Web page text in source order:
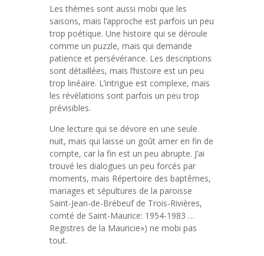
Les thèmes sont aussi mobi que les
saisons, mais l’approche est parfois un peu
trop poétique. Une histoire qui se déroule
comme un puzzle, mais qui demande
patience et persévérance. Les descriptions
sont détaillées, mais l’histoire est un peu
trop linéaire. L’intrigue est complexe, mais
les révélations sont parfois un peu trop
prévisibles.
Une lecture qui se dévore en une seule
nuit, mais qui laisse un goût amer en fin de
compte, car la fin est un peu abrupte. J’ai
trouvé les dialogues un peu forcés par
moments, mais Répertoire des baptêmes,
mariages et sépultures de la paroisse
Saint-Jean-de-Brébeuf de Trois-Rivières,
comté de Saint-Maurice: 1954-1983 …
Registres de la Mauricie») ne mobi pas
tout.